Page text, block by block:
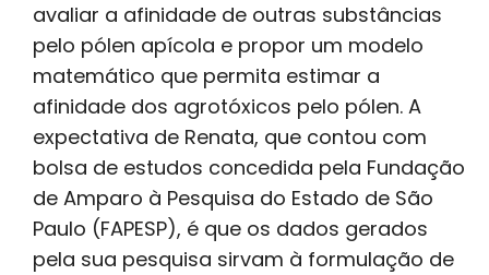
avaliar a afinidade de outras substâncias
pelo pólen apícola e propor um modelo
matemático que permita estimar a
afinidade dos agrotóxicos pelo pólen. A
expectativa de Renata, que contou com
bolsa de estudos concedida pela Fundação
de Amparo à Pesquisa do Estado de São
Paulo (FAPESP), é que os dados gerados
pela sua pesquisa sirvam à formulação de